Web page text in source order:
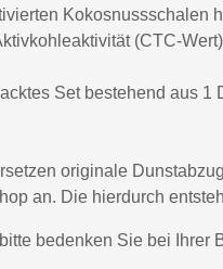
(CTC-
Set bestehend aus
originale
an. Die hierdurch
bedenken Sie bei Ihrer